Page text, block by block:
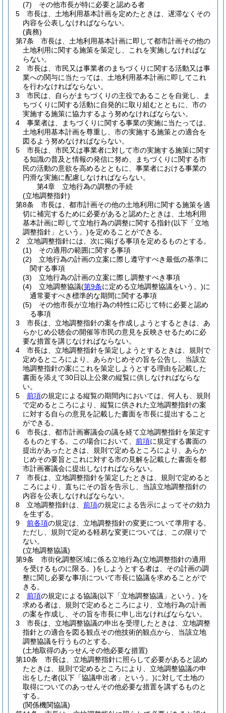
(7)
その他市長が特に必要と認める者
5
市長は、土地利用基本計画を定めたときは、遅滞なくその
内容を公表しなければならない。
(責務)
第7条
市長は、土地利用基本計画に即して都市計画その他の
土地利用に関する施策を策定し、これを実施しなければな
らない。
2
市長は、市民又は事業者のまちづくりに関する活動又は事
業への関与に当たっては、土地利用基本計画に即してこれ
を行わなければならない。
3
市民は、自らがまちづくりの主役であることを自覚し、ま
ちづくりに関する活動に自発的に取り組むとともに、市の
実施する施策に協力するよう努めなければならない。
4
事業者は、まちづくりに関する事業の実施に当たっては、
土地利用基本計画を尊重し、市の実施する施策との適合を
図るよう努めなければならない。
5
市長は、市民又は事業者に対して市の実施する施策に関す
る知識の普及と情報の発信に努め、まちづくりに関する市
民の活動の意欲を高めるとともに、事業者における事業の
円滑な実施に配慮しなければならない。
第4章
立地行為の調整の手続
(立地調整指針)
第8条
市長は、都市計画その他の土地利用に関する施策を適
切に補完するために必要があると認めたときは、土地利用
基本計画に即して立地行為の調整に関する指針(以下「立地
調整指針」という。)を定めることができる。
2
立地調整指針には、次に掲げる事項を定めるものとする。
(1)
その適用の範囲に関する事項
(2)
立地行為の計画の立案に際し遵守すべき最低の基準に
関する事項
(3)
立地行為の計画の立案に際し調整すべき事項
(4)
立地調整協議(第9条に定める立地調整協議をいう。)に
通常要すべき標準的な期間に関する事項
(5)
その他市長が立地行為の特性に応じて特に必要と認め
る事項
3
市長は、立地調整指針の案を作成しようとするときは、あ
らかじめ公聴会の開催等市民の意見を反映させるために必
要な措置を講じなければならない。
4
市長は、立地調整指針を策定しようとするときは、規則で
定めるところにより、あらかじめその旨を公告し、当該立
地調整指針の案にこれを策定しようとする理由を記載した
書面を添えて30日以上公衆の縦覧に供しなければならな
い。
5
前項の規定による縦覧の期間内においては、何人も、規則
で定めるところにより、縦覧に供された立地調整指針の案
に対する自らの意見を記載した書面を市長に提出すること
ができる。
6
市長は、都市計画審議会の議を経て立地調整指針を策定す
るものとする。
この場合において、 前項に規定する書面の
提出があったときは、規則で定めるところにより、あらか
じめその要旨とこれに対する市の見解を記載した書面を都
市計画審議会に提出しなければならない。
7
市長は、立地調整指針を策定したときは、規則で定めると
ころにより、直ちにその旨を告示し、当該立地調整指針の
内容を公表しなければならない。
8
立地調整指針は、 前項の規定による告示によってその効力
を生ずる。
9
前各項の規定は、立地調整指針の変更について準用する。
ただし、規則で定める軽易な変更については、この限りで
ない。
(立地調整協議)
第9条
市街化調整区域に係る立地行為(立地調整指針の適用
を受けるものに限る。)をしようとする者は、その計画の調
整に関し必要な事項について市長に協議を求めることがで
きる。
2
前項の規定による協議(以下「立地調整協議」という。)を
求める者は、規則で定めるところにより、立地行為の計画
の案を作成し、その旨を市長に申し出なければならない。
3
市長は、立地調整協議の申出を受理したときは、立地調整
指針との適合を図る観点その他技術的観点から、当該立地
調整協議を行うものとする。
(土地取得のあっせんその他必要な措置)
第10条
市長は、立地調整指針に照らして必要があると認め
たときは、規則で定めるところにより、立地調整協議の申
出をした者(以下「協議申出者」という。)に対して土地の
取得についてのあっせんその他必要な措置を講ずるものと
する。
(関係機関協議)